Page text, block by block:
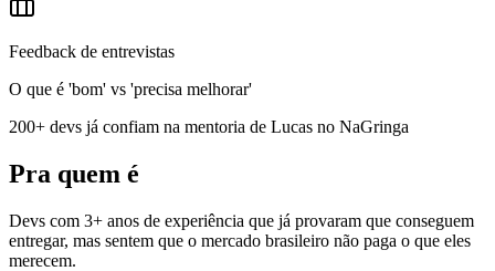
Feedback de entrevistas
O que é 'bom' vs 'precisa melhorar'
200+ devs já confiam na mentoria de Lucas no NaGringa
Pra quem é
Devs com 3+ anos de experiência que já provaram que conseguem
entregar, mas sentem que o mercado brasileiro não paga o que eles
merecem.